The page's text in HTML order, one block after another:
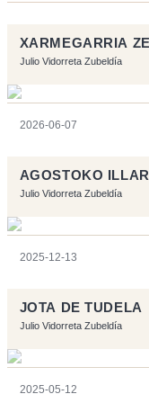
XARMEGARRIA
Julio Vidorreta Zubeldía
2026-06-07
AGOSTOKO
Julio Vidorreta Zubeldía
2025-12-13
JOTA DE TUDELA
Julio Vidorreta Zubeldía
2025-05-12